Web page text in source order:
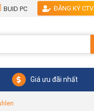
BUID PC ĐĂNG KÝ CTV
Giá ưu đãi nhất